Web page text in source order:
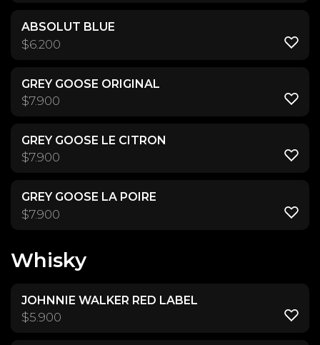
ABSOLUT BLUE
$6.200
GREY GOOSE ORIGINAL
$7.900
GREY GOOSE LE CITRON
$7.900
GREY GOOSE LA POIRE
$7.900
Whisky
JOHNNIE WALKER RED LABEL
$5.900